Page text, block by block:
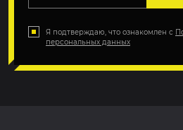
Я подтверждаю, что ознакомлен с
персональных данных